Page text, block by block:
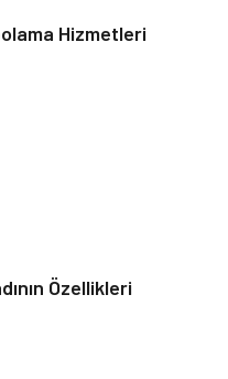
Hizmetleri
Özellikleri